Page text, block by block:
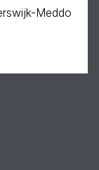
Meddo